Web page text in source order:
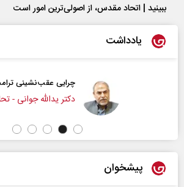
ببینید | اتحاد مقدس، از اصولی‌ترین امور است
یادداشت
چرایی عقب‌نشینی ترامپ؟
دکتر یدالله جوانی - تحلیلگر
پیشخوان